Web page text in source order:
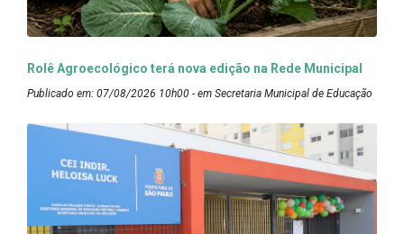
Rolê Agroecológico terá nova edição na Rede Municipal
Publicado em: 07/08/2026 10h00 - em Secretaria Municipal de Educação